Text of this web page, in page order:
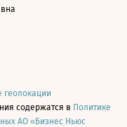
геолокации
содержатся в Политике
АО «Бизнес Ньюс